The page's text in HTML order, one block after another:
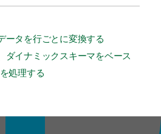
タを行ごとに変換する
イナミックスキーマをベース
処理する